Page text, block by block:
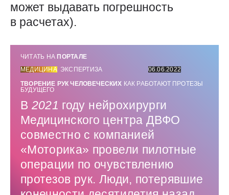
может выдавать погрешность
в расчетах).
ЧИТАТЬ НА ПОРТАЛЕ
МЕДИЦИНА ЭКСПЕРТИЗА
06.06.2022
ТВОРЕНИЕ РУК ЧЕЛОВЕЧЕСКИХ КАК РАБОТАЮТ ПРОТЕЗЫ
БУДУЩЕГО
В 2021 году нейрохирурги
Медицинского центра ДВФО
совместно с компанией
«Моторика» провели пилотные
операции по очувствлению
протезов рук. Люди, потерявшие